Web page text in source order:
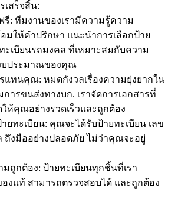
เสร็จสิ้น:
: ทีมงานของเรามีความรู้ความ
มให้คำปรึกษา แนะนำการเลือกป้าย
ะเบียนรถมงคล ที่เหมาะสมกับความ
บประมาณของคุณ
แทนคุณ: หมดกังวลเรื่องความยุ่งยากใน
ารขนส่งทางบก. เราจัดการเอกสารที่
ห้คุณอย่างรวดเร็วและถูกต้อง
ยทะเบียน: คุณจะได้รับป้ายทะเบียน เลข
ถึงมืออย่างปลอดภัย ไม่ว่าคุณจะอยู่
ถูกต้อง: ป้ายทะเบียนทุกชิ้นที่เรา
งแท้ สามารถตรวจสอบได้ และถูกต้อง